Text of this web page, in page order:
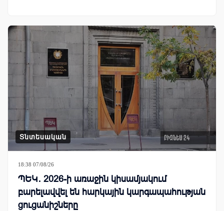
Տնտեսական
18:38 07/08/26
ՊԵԿ․ 2026-ի առաջին կիսամյակում
բարելավվել են հարկային կարգապահության
ցուցանիշները